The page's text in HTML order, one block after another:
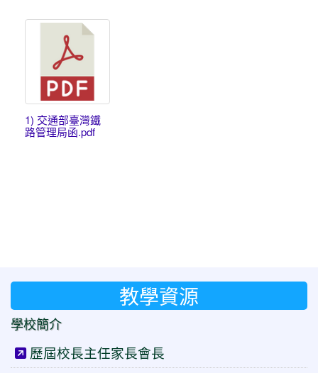
1) 交通部臺灣鐵
路管理局函.pdf
教學資源
學校簡介
歷屆校長主任家長會長